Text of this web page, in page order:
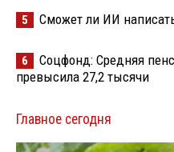
5 Сможет ли ИИ
6
Соцфонд: Средняя
превысила 27,2 тысячи
Главное сегодня